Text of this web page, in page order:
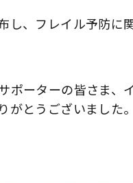
、フレイル予防に
ポーターの皆さま、
とうございました。